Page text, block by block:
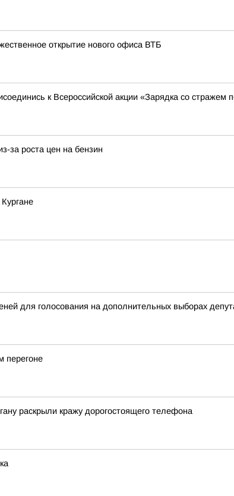
открытие нового офиса ВТБ
к Всероссийской акции «Зарядка со стражем
за роста цен на бензин
для голосования на дополнительных выборах
перегоне
раскрыли кражу дорогостоящего телефона